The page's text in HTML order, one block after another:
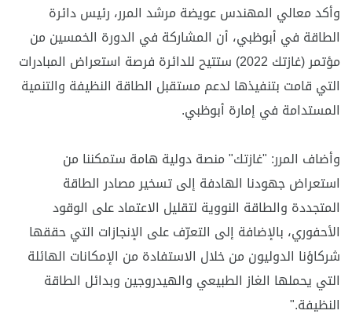
وأكد معالي المهندس عويضة مرشد المرر، رئيس دائرة
الطاقة في أبوظبي، أن المشاركة في الدورة الخمسين من
مؤتمر (غازتك 2022) ستتيح للدائرة فرصة استعراض المبادرات
التي قامت بتنفيذها لدعم مستقبل الطاقة النظيفة والتنمية
المستدامة في إمارة أبوظبي.
وأضاف المرر: "غازتك" منصة دولية هامة ستمكننا من
استعراض جهودنا الهادفة إلى تسخير مصادر الطاقة
المتجددة والطاقة النووية لتقليل الاعتماد على الوقود
الأحفوري، بالإضافة إلى التعرّف على الإنجازات التي حققها
شركاؤنا الدوليون من خلال الاستفادة من الإمكانات الهائلة
التي يحملها الغاز الطبيعي والهيدروجين وبدائل الطاقة
النظيفة."